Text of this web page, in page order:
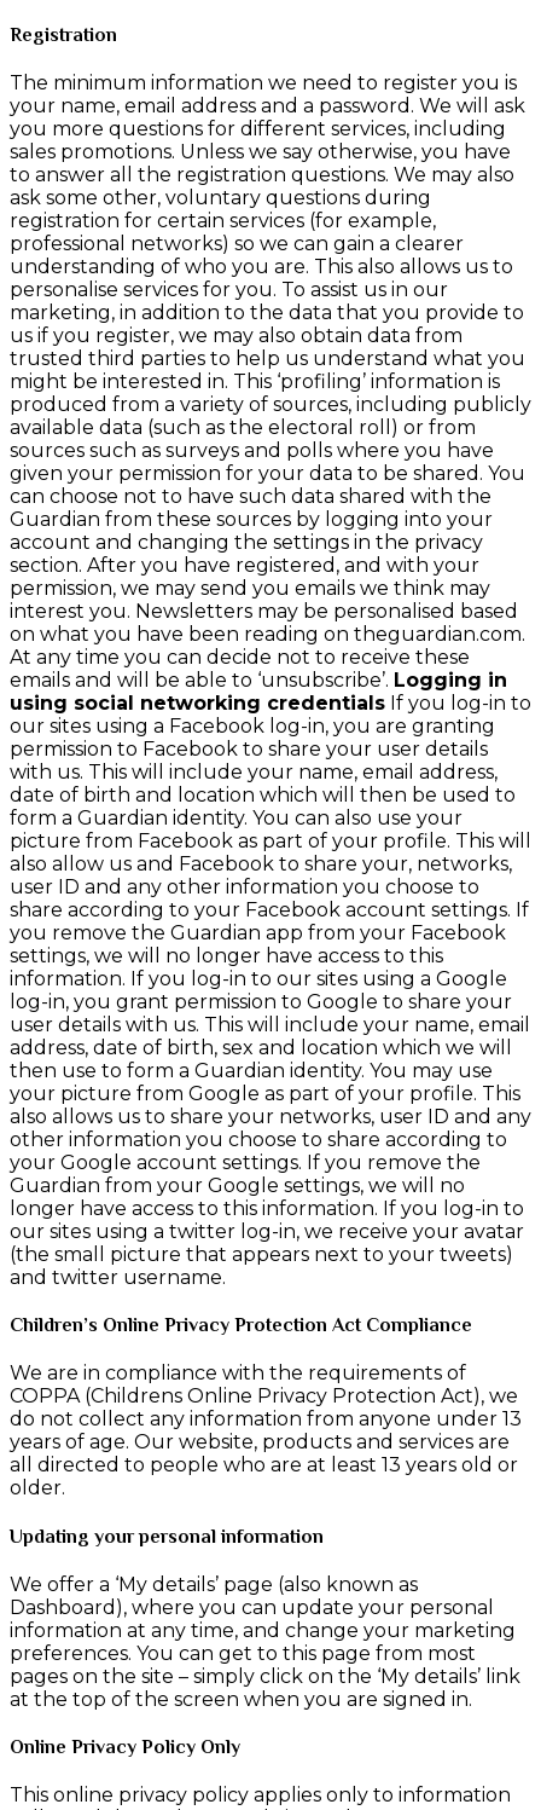
Registration
The minimum information we need to register you is
your name, email address and a password. We will ask
you more questions for different services, including
sales promotions. Unless we say otherwise, you have
to answer all the registration questions. We may also
ask some other, voluntary questions during
registration for certain services (for example,
professional networks) so we can gain a clearer
understanding of who you are. This also allows us to
personalise services for you. To assist us in our
marketing, in addition to the data that you provide to
us if you register, we may also obtain data from
trusted third parties to help us understand what you
might be interested in. This ‘profiling’ information is
produced from a variety of sources, including publicly
available data (such as the electoral roll) or from
sources such as surveys and polls where you have
given your permission for your data to be shared. You
can choose not to have such data shared with the
Guardian from these sources by logging into your
account and changing the settings in the privacy
section. After you have registered, and with your
permission, we may send you emails we think may
interest you. Newsletters may be personalised based
on what you have been reading on theguardian.com.
At any time you can decide not to receive these
emails and will be able to ‘unsubscribe’. Logging in
using social networking credentials If you log-in to
our sites using a Facebook log-in, you are granting
permission to Facebook to share your user details
with us. This will include your name, email address,
date of birth and location which will then be used to
form a Guardian identity. You can also use your
picture from Facebook as part of your profile. This will
also allow us and Facebook to share your, networks,
user ID and any other information you choose to
share according to your Facebook account settings. If
you remove the Guardian app from your Facebook
settings, we will no longer have access to this
information. If you log-in to our sites using a Google
log-in, you grant permission to Google to share your
user details with us. This will include your name, email
address, date of birth, sex and location which we will
then use to form a Guardian identity. You may use
your picture from Google as part of your profile. This
also allows us to share your networks, user ID and any
other information you choose to share according to
your Google account settings. If you remove the
Guardian from your Google settings, we will no
longer have access to this information. If you log-in to
our sites using a twitter log-in, we receive your avatar
(the small picture that appears next to your tweets)
and twitter username.
Children’s Online Privacy Protection Act Compliance
We are in compliance with the requirements of
COPPA (Childrens Online Privacy Protection Act), we
do not collect any information from anyone under 13
years of age. Our website, products and services are
all directed to people who are at least 13 years old or
older.
Updating your personal information
We offer a ‘My details’ page (also known as
Dashboard), where you can update your personal
information at any time, and change your marketing
preferences. You can get to this page from most
pages on the site – simply click on the ‘My details’ link
at the top of the screen when you are signed in.
Online Privacy Policy Only
This online privacy policy applies only to information